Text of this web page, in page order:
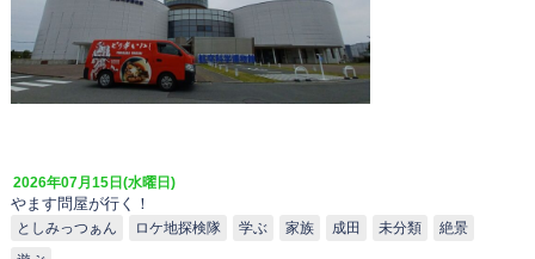
2026年07月15日(水曜日)
やます問屋が行く！
としみっつぁん ロケ地探検隊 学ぶ 家族 成田 未分類 絶景